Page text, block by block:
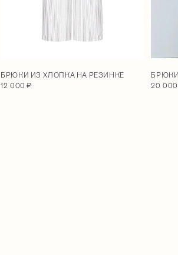
БРЮКИ ИЗ ХЛОПКА НА РЕЗИНКЕ
12 000 ₽
20